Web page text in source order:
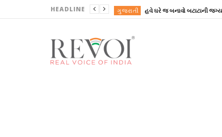
HEADLINE ગુજરાતી
REVOINEWS
ગુજરાતી